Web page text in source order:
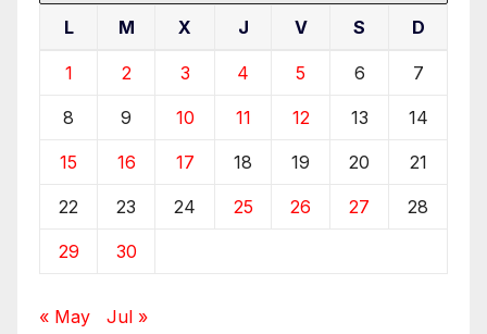
L M X J V S D
1 2 3 4 5 6 7
8 9 10 11 12 13 14
15 16 17 18 19 20 21
22 23 24 25 26 27 28
29 30
« May Jul »